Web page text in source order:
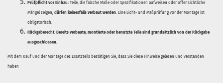
Prüfpflicht vor Einbau: Teile, die falsche Maße oder Spezifikationen aufweisen oder offensichtliche
Mängel zeigen, dürfen keinesfalls verbaut werden. Eine Sicht- und Maßprüfung vor der Montage ist
obligatorisch.
Rückgaberecht: Bereits verbaute, montierte oder benutzte Teile sind grundsätzlich von der Rückgabe
ausgeschlossen.
Mit dem Kauf und der Montage des Ersatzteils bestätigen Sie, dass Sie diese Hinweise gelesen und verstanden
haben